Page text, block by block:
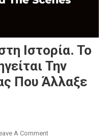
Ιστορία. Το
Την
Που Άλλαξε
A CommentOn